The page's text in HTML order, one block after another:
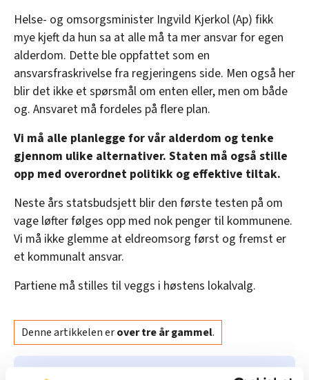
Helse- og omsorgsminister Ingvild Kjerkol (Ap) fikk
mye kjeft da hun sa at alle må ta mer ansvar for egen
alderdom. Dette ble oppfattet som en
ansvarsfraskrivelse fra regjeringens side. Men også her
blir det ikke et spørsmål om enten eller, men om både
og. Ansvaret må fordeles på flere plan.
Vi må alle planlegge for vår alderdom og tenke
gjennom ulike alternativer. Staten må også stille
opp med overordnet politikk og effektive tiltak.
Neste års statsbudsjett blir den første testen på om
vage løfter følges opp med nok penger til kommunene.
Vi må ikke glemme at eldreomsorg først og fremst er
et kommunalt ansvar.
Partiene må stilles til veggs i høstens lokalvalg.
Denne artikkelen erover tre år gammel.